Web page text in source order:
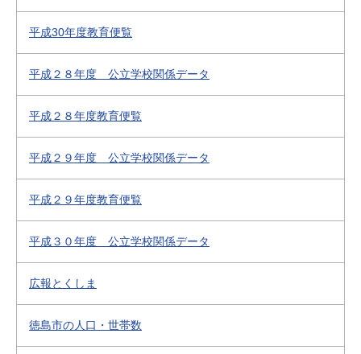
平成30年度教育便覧
平成２８年度 公立学校関係データ
平成２８年度教育便覧
平成２９年度 公立学校関係データ
平成２９年度教育便覧
平成３０年度 公立学校関係データ
広報とくしま
徳島市の人口・世帯数